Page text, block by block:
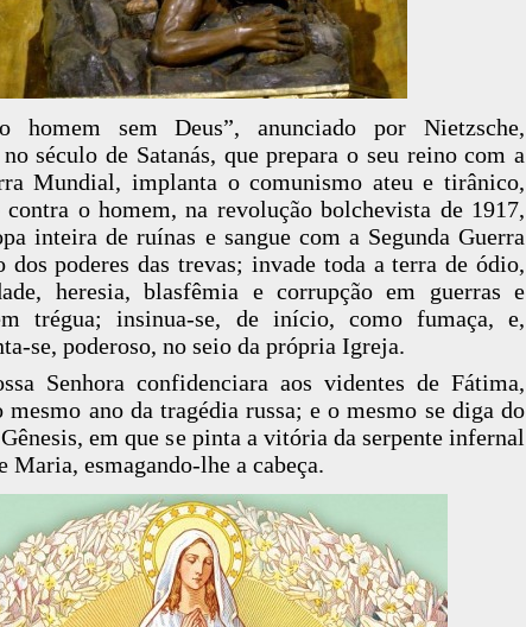
homem sem Deus”, anunciado por Nietzsche,
século de Satanás, que prepara o seu reino com a
Mundial, implanta o comunismo ateu e tirânico,
contra o homem, na revolução bolchevista de 1917,
inteira de ruínas e sangue com a Segunda Guerra
poderes das trevas; invade toda a terra de ódio,
heresia, blasfêmia e corrupção em guerras e
trégua; insinua-se, de início, como fumaça, e,
se, poderoso, no seio da própria Igreja.
Senhora confidenciara aos videntes de Fátima,
mesmo ano da tragédia russa; e o mesmo se diga do
em que se pinta a vitória da serpente infernal
Maria, esmagando-lhe a cabeça.